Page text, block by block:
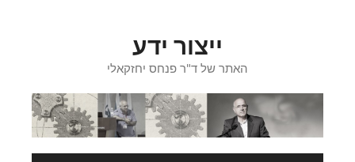
ייצור ידע
האתר של ד"ר פנחס יחזקאלי